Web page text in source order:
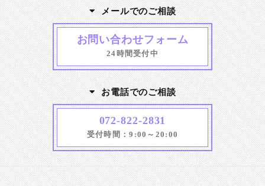
メールでのご相談
お問い合わせフォーム
24時間受付中
お電話でのご相談
072-822-2831
受付時間：9:00～20:00